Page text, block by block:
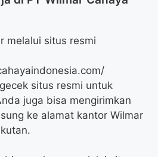
melalui situs resmi
situs resmi untuk
juga bisa mengirimkan
ke alamat kantor Wilmar